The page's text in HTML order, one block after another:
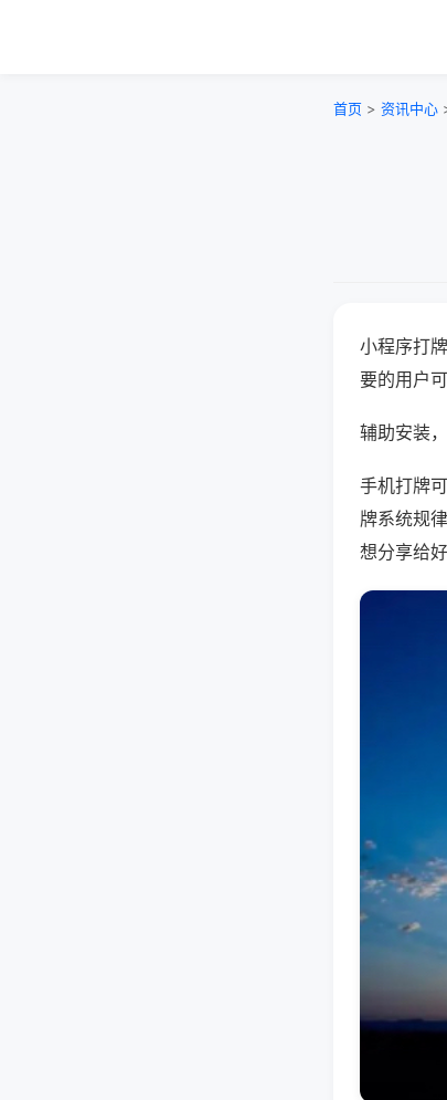
首页 > 资讯中心
小程序打
要的用户
辅助安装
手机打牌
牌系统规
想分享给